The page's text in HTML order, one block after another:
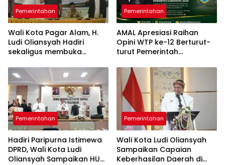
Pemerintahan
Wali Kota Pagar Alam, H.
Ludi Oliansyah Hadiri
sekaligus membuka
Ulama
Pemerintahan
AMAL Apresiasi Raihan
Opini WTP ke-12 Berturut-
turut Pemerintah
Pemerintahan
Hadiri Paripurna Istimewa
DPRD, Wali Kota Ludi
Oliansyah Sampaikan HUT
Pemerintahan
Wali Kota Ludi Oliansyah
Sampaikan Capaian
Keberhasilan Daerah di